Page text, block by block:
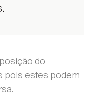
do
pois estes podem